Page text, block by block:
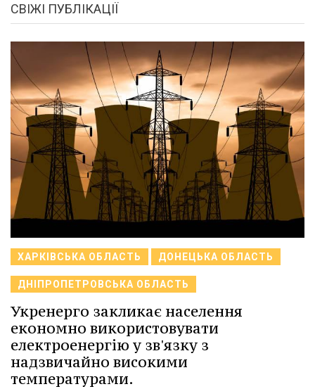
СВІЖІ ПУБЛІКАЦІЇ
ХАРКІВСЬКА ОБЛАСТЬ ДОНЕЦЬКА ОБЛАСТЬ
ДНІПРОПЕТРОВСЬКА ОБЛАСТЬ
Укренерго закликає населення
економно використовувати
електроенергію у зв'язку з
надзвичайно високими
температурами.